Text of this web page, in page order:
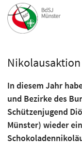
Zum Inhalt springen
In diesem Jahr
und Bezirke des
Schützenjugend
Münster) wieder